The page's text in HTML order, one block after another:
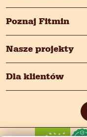
Poznaj Fitmin
Nasze projekty
Dla klientów